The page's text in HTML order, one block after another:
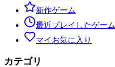
新作ゲーム
最近プレイしたゲーム
マイお気に入り
カテゴリ